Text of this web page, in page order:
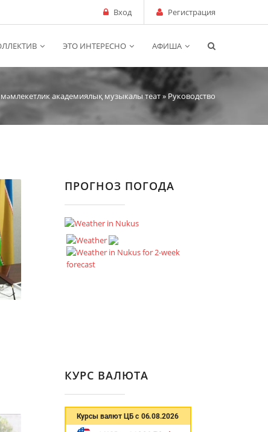
Вход Регистрация
ЭТО ИНТЕРЕСНО АФИША
академиялық музыкалы теат» Руководство
ПРОГНОЗ ПОГОДА
КУРС ВАЛЮТА